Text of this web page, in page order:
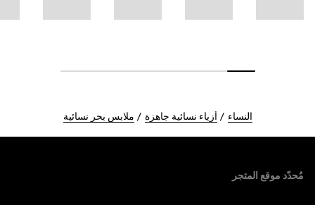
النساء أزياء نسائية جاهزة ملابس بحر نسائية
مُحدّد موقع المتجر